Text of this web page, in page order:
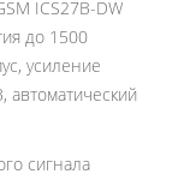
ICS27B-DW
до 1500
усиление
автоматический
сигнала